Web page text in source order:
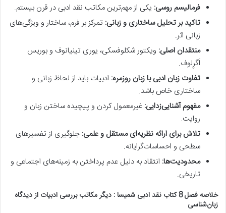
فرمالیسم روسی: یکی از مهم‌ترین مکاتب نقد ادبی در قرن بیستم.
تاکید بر تحلیل ساختاری و زبانی: تمرکز بر فرم، ساختار و ویژگی‌های
زبانی اثر.
منتقدان اصلی: ویکتور شکلوفسکی، یوری تینیانوف و بوریس
اَگرِلوف.
تفاوت زبان ادبی با زبان روزمره: ادبیات باید از لحاظ زبانی و
ساختاری خاص باشد.
مفهوم آشنایی‌زدایی: غیرمعمول کردن و پیچیده ساختن زبان و
روایت.
تلاش برای ارائه نظریه‌ای مستقل و علمی: جلوگیری از تفسیرهای
سطحی و احساسات‌گرایانه.
محدودیت‌ها: انتقاد به دلیل عدم پرداختن به زمینه‌های اجتماعی و
تاریخی.
خلاصه فصل 8 کتاب نقد ادبی شمیسا : دیگر مکاتب بررسی ادبیات از دیدگاه
زبان‌شناسی